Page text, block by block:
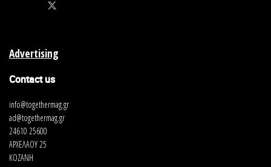
Advertising
Contact us
info@togethermag.gr
ad@togethermag.gr
24610 25600
ΑΡΧΕΛΑΟΥ 25
ΚΟΖΑΝΗ